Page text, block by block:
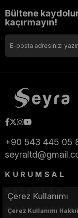
Bültene
kaçırmayın!
+90 543 445 05
KURUMSAL
SAYFALAR
Çerez Kullanımı
Çerez Kullanımı